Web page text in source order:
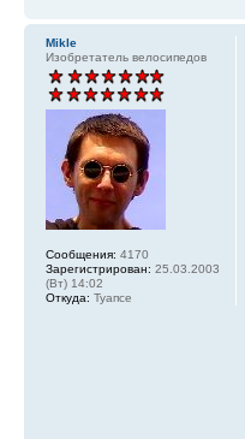
Mikle
Изобретатель велосипедов
Сообщения: 4170
Зарегистрирован: 25.03.2003
(Вт) 14:02
Откуда: Туапсе